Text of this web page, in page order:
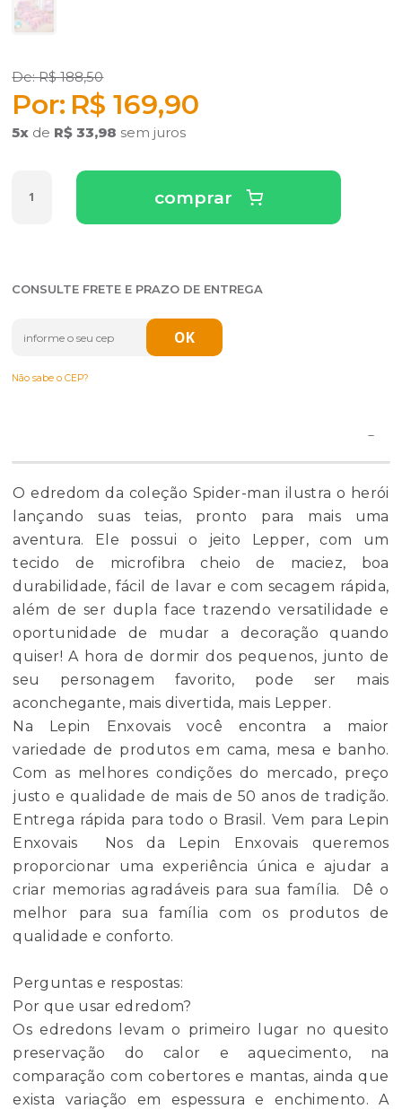
R$ 188,50
R$ 169,90
5x de R$ 33,98 sem juros
comprar
CONSULTE FRETE E PRAZO DE ENTREGA
Não sabe o CEP?
O edredom da coleção Spider-man ilustra o herói
lançando suas teias, pronto para mais uma
aventura. Ele possui o jeito Lepper, com um
tecido de microfibra cheio de maciez, boa
durabilidade, fácil de lavar e com secagem rápida,
além de ser dupla face trazendo versatilidade e
oportunidade de mudar a decoração quando
quiser! A hora de dormir dos pequenos, junto de
seu personagem favorito, pode ser mais
aconchegante, mais divertida, mais Lepper.
Na Lepin Enxovais você encontra a maior
variedade de produtos em cama, mesa e banho.
Com as melhores condições do mercado, preço
justo e qualidade de mais de 50 anos de tradição.
Entrega rápida para todo o Brasil. Vem para Lepin
Enxovais Nos da Lepin Enxovais queremos
proporcionar uma experiência única e ajudar a
criar memorias agradáveis para sua família. Dê o
melhor para sua família com os produtos de
qualidade e conforto.
Perguntas e respostas:
Por que usar edredom?
Os edredons levam o primeiro lugar no quesito
preservação do calor e aquecimento, na
comparação com cobertores e mantas, ainda que
exista variação em espessura e enchimento. A